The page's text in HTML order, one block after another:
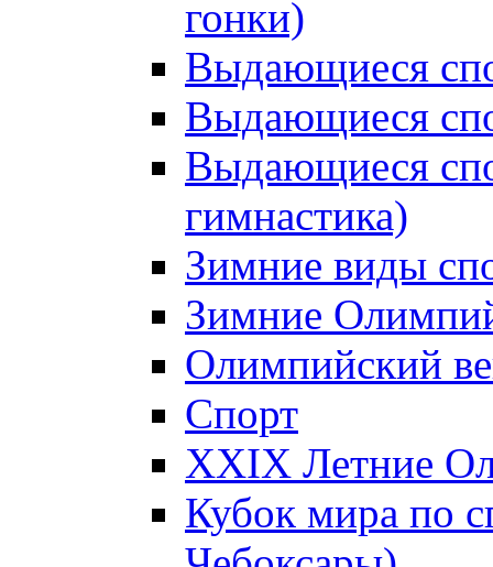
гонки)
Выдающиеся
Выдающиеся
Выдающиеся
гимнастика)
Зимние виды
Зимние
Олимпийский
Спорт
XXIX Летние
Кубок мира по